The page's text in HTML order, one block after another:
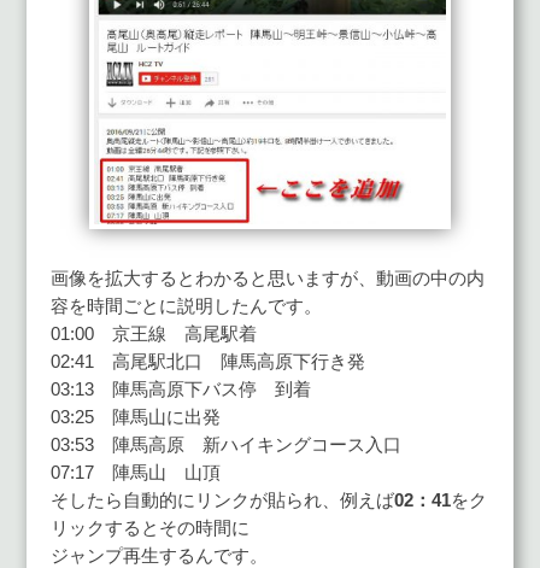
画像を拡大するとわかると思いますが、動画の中の内
容を時間ごとに説明したんです。
01:00 京王線 高尾駅着
02:41 高尾駅北口 陣馬高原下行き発
03:13 陣馬高原下バス停 到着
03:25 陣馬山に出発
03:53 陣馬高原 新ハイキングコース入口
07:17 陣馬山 山頂
そしたら自動的にリンクが貼られ、例えば02：41をク
リックするとその時間に
ジャンプ再生するんです。